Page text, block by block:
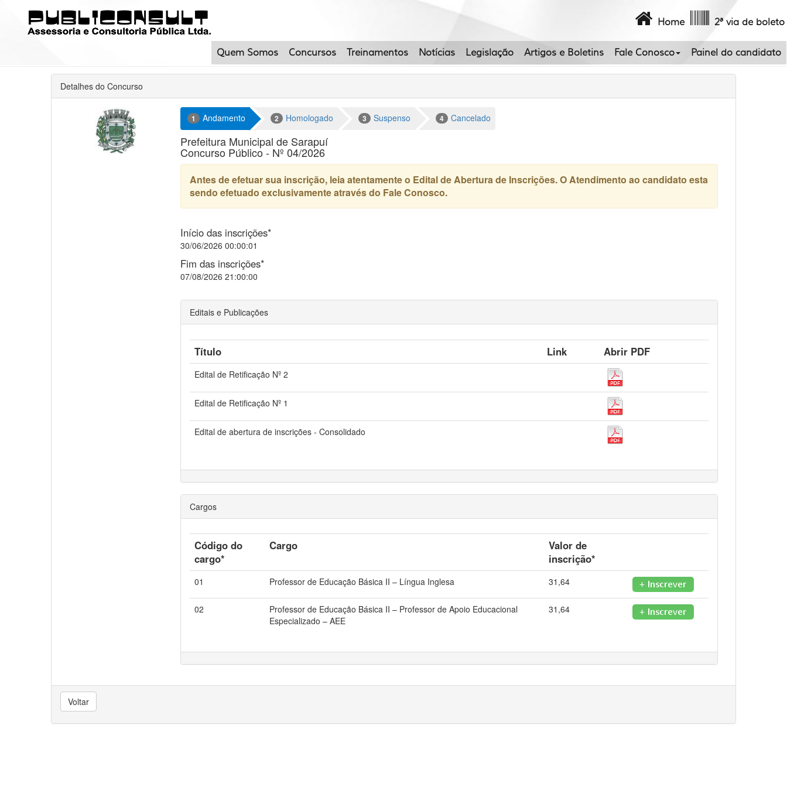
2ª via de boleto
Home
Quem Somos Concursos Treinamentos Notícias Legislação Artigos e Boletins Fale Conosco Painel do candidato
Detalhes do Concurso
1 Andamento 2 Homologado 3 Suspenso 4 Cancelado
Prefeitura Municipal de Sarapuí
Concurso Público - Nº 04/2026
Antes de efetuar sua inscrição, leia atentamente o Edital de Abertura de Inscrições. O Atendimento ao candidato esta
sendo efetuado exclusivamente através do Fale Conosco.
Início das inscrições*
30/06/2026 00:00:01
Fim das inscrições*
07/08/2026 21:00:00
Editais e Publicações
Título Link Abrir PDF
Edital de Retificação Nº 2
Edital de Retificação Nº 1
Edital de abertura de inscrições - Consolidado
Cargos
Código do
cargo*
Cargo
Valor de
inscrição*
01 Professor de Educação Básica II – Língua Inglesa 31,64
02
Professor de Educação Básica II – Professor de Apoio Educacional
Especializado – AEE
31,64
Voltar